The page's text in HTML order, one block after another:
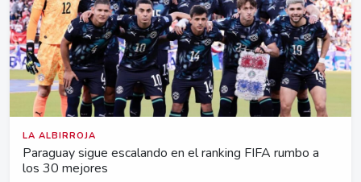
LA ALBIRROJA
Paraguay sigue escalando en el ranking FIFA rumbo a
los 30 mejores